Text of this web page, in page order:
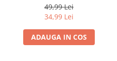
49,99 Lei
34,99 Lei
ADAUGA IN COS